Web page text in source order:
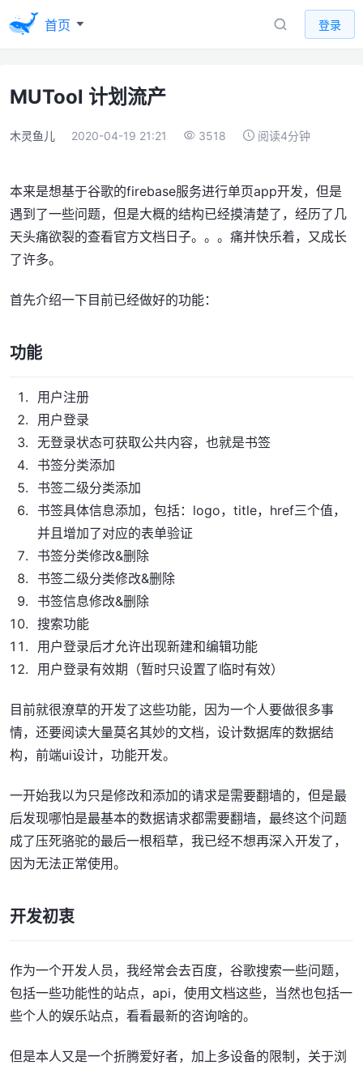
首页 登录
MUTool 计划流产
木灵鱼儿 2020-04-19 21:21 3518 阅读4分钟
本来是想基于谷歌的firebase服务进行单页app开发，但是
遇到了一些问题，但是大概的结构已经摸清楚了，经历了几
天头痛欲裂的查看官方文档日子。。。痛并快乐着，又成长
了许多。
首先介绍一下目前已经做好的功能：
功能
用户注册
用户登录
无登录状态可获取公共内容，也就是书签
书签分类添加
书签二级分类添加
书签具体信息添加，包括：logo，title，href三个值，
并且增加了对应的表单验证
书签分类修改&删除
书签二级分类修改&删除
书签信息修改&删除
搜索功能
用户登录后才允许出现新建和编辑功能
用户登录有效期（暂时只设置了临时有效）
目前就很潦草的开发了这些功能，因为一个人要做很多事
情，还要阅读大量莫名其妙的文档，设计数据库的数据结
构，前端ui设计，功能开发。
一开始我以为只是修改和添加的请求是需要翻墙的，但是最
后发现哪怕是最基本的数据请求都需要翻墙，最终这个问题
成了压死骆驼的最后一根稻草，我已经不想再深入开发了，
因为无法正常使用。
开发初衷
作为一个开发人员，我经常会去百度，谷歌搜索一些问题，
包括一些功能性的站点，api，使用文档这些，当然也包括一
些个人的娱乐站点，看看最新的咨询啥的。
但是本人又是一个折腾爱好者，加上多设备的限制，关于浏